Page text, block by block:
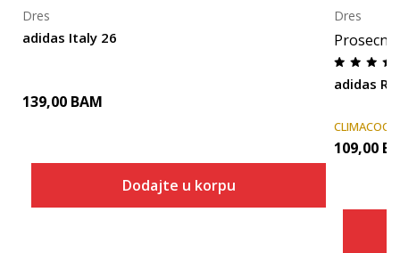
adidas Italy 26
Dres
139,00 BAM
Dodajte u korpu
adidas
Dres
CLIMACOOL
109,00